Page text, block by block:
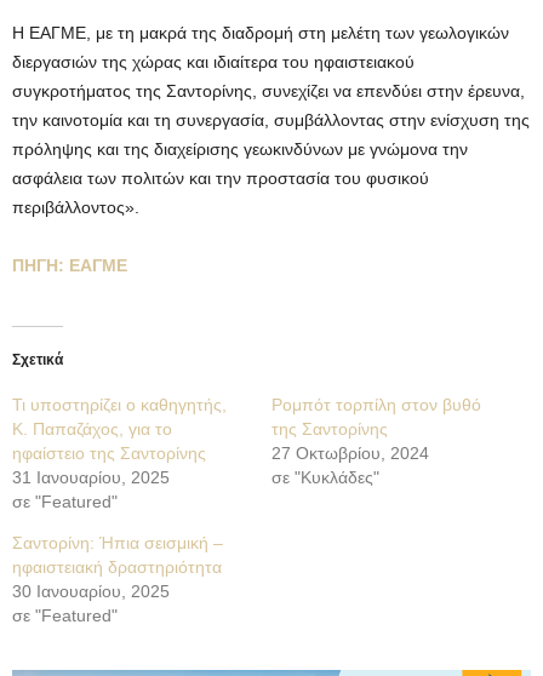
Η ΕΑΓΜΕ, με τη μακρά της διαδρομή στη μελέτη των γεωλογικών
διεργασιών της χώρας και ιδιαίτερα του ηφαιστειακού
συγκροτήματος της Σαντορίνης, συνεχίζει να επενδύει στην έρευνα,
την καινοτομία και τη συνεργασία, συμβάλλοντας στην ενίσχυση της
πρόληψης και της διαχείρισης γεωκινδύνων με γνώμονα την
ασφάλεια των πολιτών και την προστασία του φυσικού
περιβάλλοντος».
ΠΗΓΗ: ΕΑΓΜΕ
Σχετικά
Τι υποστηρίζει ο καθηγητής,
Κ. Παπαζάχος, για το
ηφαίστειο της Σαντορίνης
31 Ιανουαρίου, 2025
σε "Featured"
Ρομπότ τορπίλη στον βυθό
της Σαντορίνης
27 Οκτωβρίου, 2024
σε "Κυκλάδες"
Σαντορίνη: Ήπια σεισμική –
ηφαιστειακή δραστηριότητα
30 Ιανουαρίου, 2025
σε "Featured"